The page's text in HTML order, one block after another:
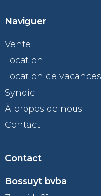
Naviguer
Vente
Location
Location de vacances
Syndic
À propos de nous
Contact
Contact
Bossuyt bvba